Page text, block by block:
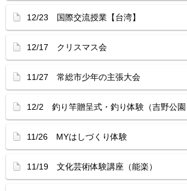
12/23 国際交流授業【台湾】
12/17 クリスマス会
11/27 常総市少年の主張大会
12/2 釣り竿贈呈式・釣り体験（吉野公園
11/26 MYはしづくり体験
11/19 文化芸術体験講座（能楽）